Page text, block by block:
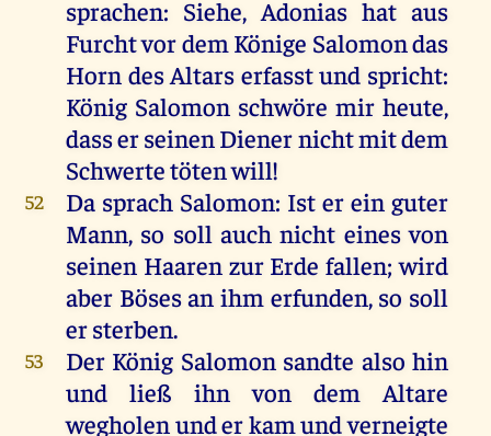
sprachen: Siehe, Adonias hat aus
Furcht vor dem Könige Salomon das
Horn des Altars erfasst und spricht:
König Salomon schwöre mir heute,
dass er seinen Diener nicht mit dem
Schwerte töten will!
52
Da sprach Salomon: Ist er ein guter
Mann, so soll auch nicht eines von
seinen Haaren zur Erde fallen; wird
aber Böses an ihm erfunden, so soll
er sterben.
53
Der König Salomon sandte also hin
und ließ ihn von dem Altare
wegholen und er kam und verneigte